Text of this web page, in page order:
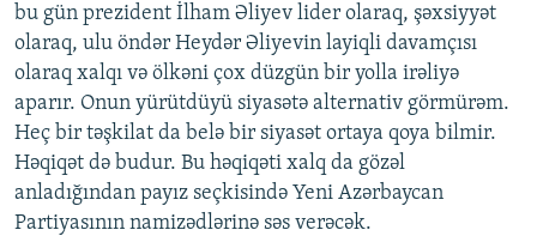
bu gün prezident İlham Əliyev lider olaraq, şəxsiyyət
olaraq, ulu öndər Heydər Əliyevin layiqli davamçısı
olaraq xalqı və ölkəni çox düzgün bir yolla irəliyə
aparır. Onun yürütdüyü siyasətə alternativ görmürəm.
Heç bir təşkilat da belə bir siyasət ortaya qoya bilmir.
Həqiqət də budur. Bu həqiqəti xalq da gözəl
anladığından payız seçkisində Yeni Azərbaycan
Partiyasının namizədlərinə səs verəcək.